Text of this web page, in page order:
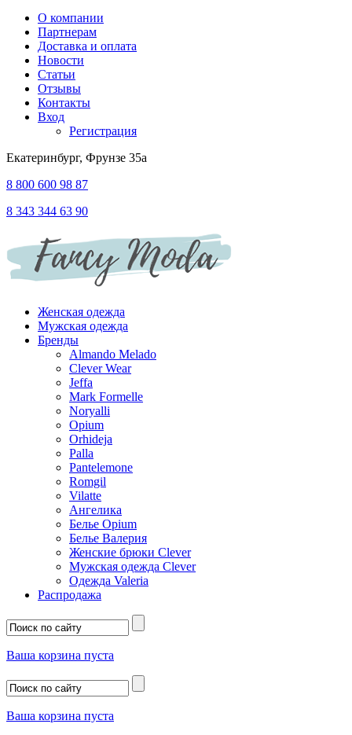
О компании
Партнерам
Доставка и оплата
Новости
Статьи
Отзывы
Контакты
Вход
Регистрация
Екатеринбург, Фрунзе 35а
8 800 600 98 87
8 343 344 63 90
Женская одежда
Мужская одежда
Бренды
Almando Melado
Clever Wear
Jeffa
Mark Formelle
Noryalli
Opium
Orhideja
Palla
Pantelemone
Romgil
Vilatte
Ангелика
Белье Opium
Белье Валерия
Женские брюки Clever
Мужская одежда Clever
Одежда Valeria
Распродажа
Ваша корзина пуста
Ваша корзина пуста